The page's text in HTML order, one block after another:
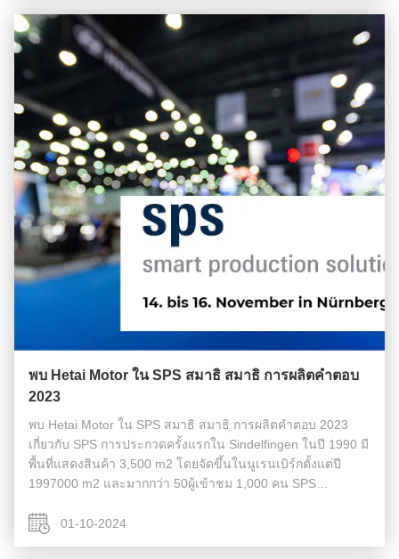
พบ Hetai Motor ใน SPS สมาธิ สมาธิ การผลิตคําตอบ
2023
พบ Hetai Motor ใน SPS สมาธิ สมาธิ การผลิตคําตอบ 2023
เกี่ยวกับ SPS การประกวดครั้งแรกใน Sindelfingen ในปี 1990 มี
พื้นที่แสดงสินค้า 3,500 m2 โดยจัดขึ้นในนูเรนเบิร์กตั้งแต่ปี
1997000 m2 และมากกว่า 50ผู้เข้าชม 1,000 คน SPS
Drives เป็นหนึ่งในงานนิท...
01-10-2024